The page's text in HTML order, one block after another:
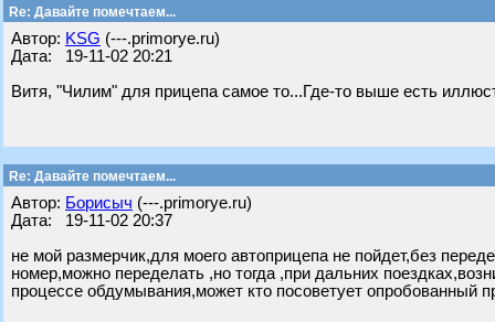
Re: Давайте помечтаем...
Автор: KSG (---.primorye.ru)
Дата: 19-11-02 20:21
Витя, "Чилим" для прицепа самое то...Где-то выше есть
Re: Давайте помечтаем...
Автор: Борисыч (---.primorye.ru)
Дата: 19-11-02 20:37
не мой размерчик,для моего автоприцепа не пойдет,без
номер,можно переделать ,но тогда ,при дальних
процессе обдумывания,может кто посоветует опробованный